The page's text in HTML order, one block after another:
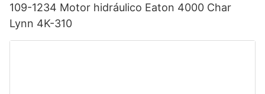
109-1234 Motor hidráulico Eaton 4000 Char
Lynn 4K-310